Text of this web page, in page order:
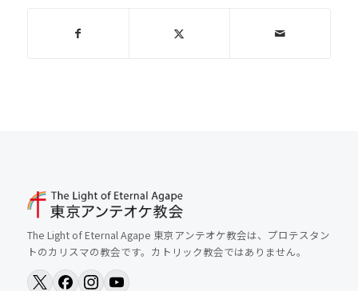
The Light of Eternal Agape 東京アンテオケ教会は、プロテスタン
トのカリスマの教会です。カトリック教会ではありません。